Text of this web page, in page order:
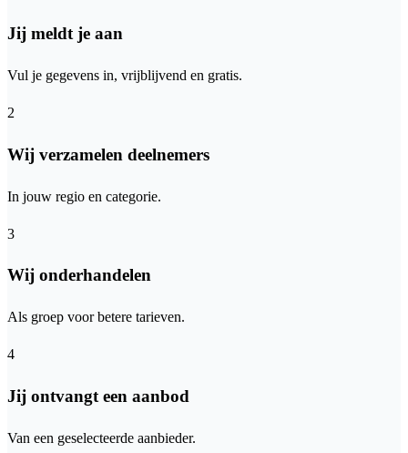
Jij meldt je aan
Vul je gegevens in, vrijblijvend en gratis.
2
Wij verzamelen deelnemers
In jouw regio en categorie.
3
Wij onderhandelen
Als groep voor betere tarieven.
4
Jij ontvangt een aanbod
Van een geselecteerde aanbieder.